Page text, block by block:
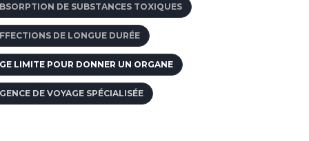
DE SUBSTANCES TOXIQUES
DE LONGUE DURÉE
LIMITE POUR DONNER UN ORGANE
DE VOYAGE SPÉCIALISÉE